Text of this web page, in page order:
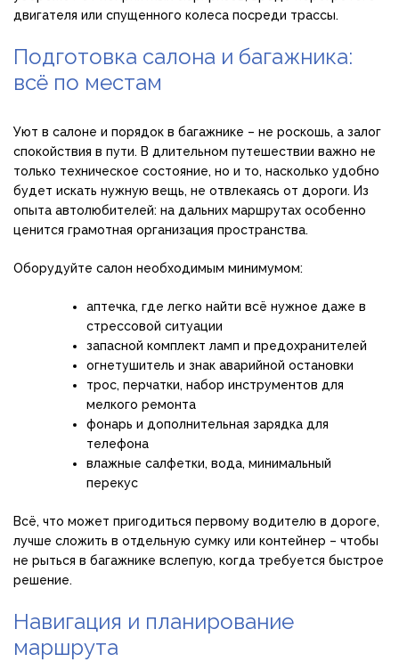
двигателя или спущенного колеса посреди трассы.
Подготовка салона и багажника:
всё по местам
Уют в салоне и порядок в багажнике – не роскошь, а залог
спокойствия в пути. В длительном путешествии важно не
только техническое состояние, но и то, насколько удобно
будет искать нужную вещь, не отвлекаясь от дороги. Из
опыта автолюбителей: на дальних маршрутах особенно
ценится грамотная организация пространства.
Оборудуйте салон необходимым минимумом:
аптечка, где легко найти всё нужное даже в
стрессовой ситуации
запасной комплект ламп и предохранителей
огнетушитель и знак аварийной остановки
трос, перчатки, набор инструментов для
мелкого ремонта
фонарь и дополнительная зарядка для
телефона
влажные салфетки, вода, минимальный
перекус
Всё, что может пригодиться первому водителю в дороге,
лучше сложить в отдельную сумку или контейнер – чтобы
не рыться в багажнике вслепую, когда требуется быстрое
решение.
Навигация и планирование
маршрута